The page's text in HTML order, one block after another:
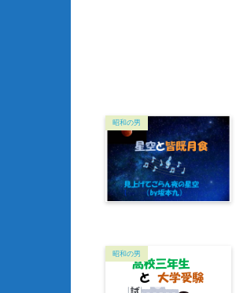
昭和の男
昭和の男